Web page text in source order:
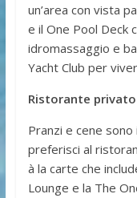
un’area con vista
e il One Pool Deck
idromassaggio e
Yacht Club per
Ristorante privato
Pranzi e cene sono
preferisci al
à la carte che
Lounge e la The